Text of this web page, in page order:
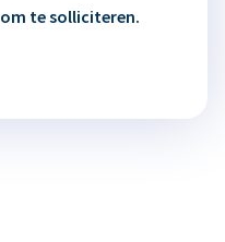
om te solliciteren.